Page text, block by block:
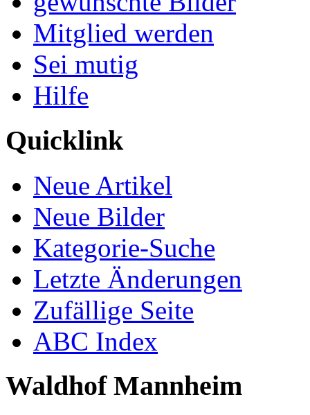
Mitglied werden
Sei mutig
Hilfe
Quicklink
Neue Artikel
Neue Bilder
Kategorie-Suche
Letzte Änderungen
Zufällige Seite
ABC Index
Waldhof Mannheim